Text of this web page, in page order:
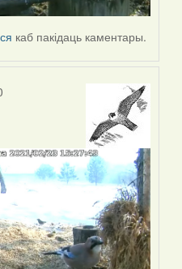
каб пакідаць каментары.